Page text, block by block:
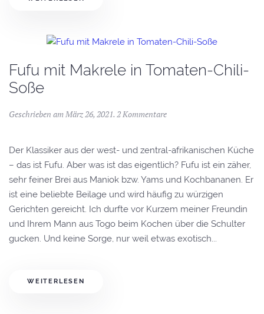
Fufu mit Makrele in Tomaten-Chili-
Soße
Geschrieben am März 26, 2021. 2 Kommentare
Der Klassiker aus der west- und zentral-afrikanischen Küche
– das ist Fufu. Aber was ist das eigentlich? Fufu ist ein zäher,
sehr feiner Brei aus Maniok bzw. Yams und Kochbananen. Er
ist eine beliebte Beilage und wird häufig zu würzigen
Gerichten gereicht. Ich durfte vor Kurzem meiner Freundin
und Ihrem Mann aus Togo beim Kochen über die Schulter
gucken. Und keine Sorge, nur weil etwas exotisch...
WEITERLESEN